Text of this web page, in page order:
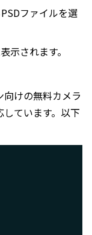
ファイルを選
示されます。
けの無料カメラ
ています。以下